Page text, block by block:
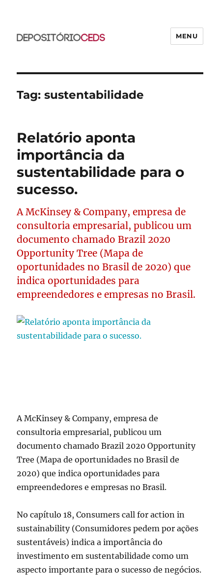
MENU
Tag:sustentabilidade
Relatório aponta
importância da
sustentabilidade para o
sucesso.
A McKinsey & Company, empresa de
consultoria empresarial, publicou um
documento chamado Brazil 2020
Opportunity Tree (Mapa de
oportunidades no Brasil de 2020) que
indica oportunidades para
empreendedores e empresas no Brasil.
A McKinsey & Company, empresa de
consultoria empresarial, publicou um
documento chamado Brazil 2020 Opportunity
Tree (Mapa de oportunidades no Brasil de
2020) que indica oportunidades para
empreendedores e empresas no Brasil.
No capítulo 18, Consumers call for action in
sustainability (Consumidores pedem por ações
sustentáveis) indica a importância do
investimento em sustentabilidade como um
aspecto importante para o sucesso de negócios.